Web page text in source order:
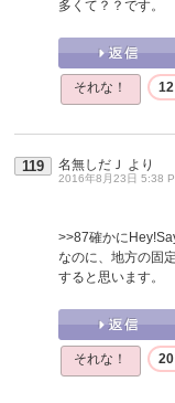
多くて？？です。
それな！ 12
119 名無しだＪ より
2016年8月23日 5:38
>>87確かに
なのに、地方の固
すると思います。
それな！ 20